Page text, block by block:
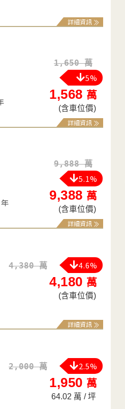
詳細資訊
1,650 萬
5%
1,568 萬
(含車位價)
詳細資訊
9,888 萬
5.1%
9,388 萬
(含車位價)
詳細資訊
4,380 萬 4.6%
4,180 萬
(含車位價)
詳細資訊
2,000 萬 2.5%
1,950 萬
64.02 萬 / 坪